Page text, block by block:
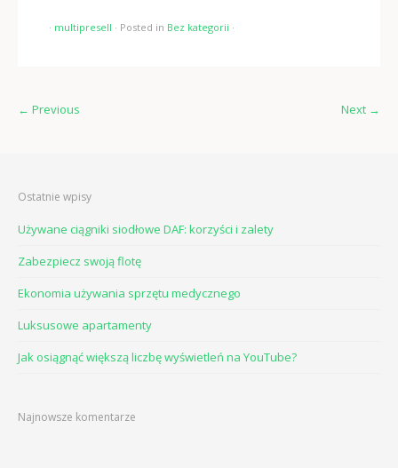
· multipresell · Posted in Bez kategorii ·
← Previous Next →
Ostatnie wpisy
Używane ciągniki siodłowe DAF: korzyści i zalety
Zabezpiecz swoją flotę
Ekonomia używania sprzętu medycznego
Luksusowe apartamenty
Jak osiągnąć większą liczbę wyświetleń na YouTube?
Najnowsze komentarze